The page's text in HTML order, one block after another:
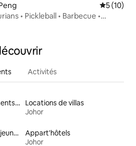
5 (10)
• Pickleball • Barbecue •
Activités
Résidences d'appartements en location
Locations de villas
Johor
Locations avec petit-déjeuner
Appart'hôtels
Johor